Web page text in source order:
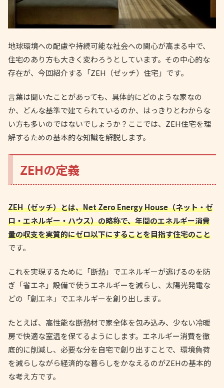
地球環境への配慮や持続可能な社会への関心が高まる中で、
住宅のあり方も大きく変わろうとしています。その中心的な
存在が、今回紹介する「ZEH（ゼッチ）住宅」です。
言葉は聞いたことがあっても、具体的にどのような家なの
か、どんな基準で建てられているのか、はっきりとわからな
い方も多いのではないでしょうか？ここでは、ZEH住宅を理
解するための基本的な知識を解説します。
ZEHの定義
ZEH（ゼッチ）とは、Net Zero Energy House（ネット・ゼ
ロ・エネルギー・ハウス）の略称で、年間のエネルギー消費
量の収支を実質的にゼロ以下にすることを目指す住宅のこと
です。
これを実現するために「断熱」でエネルギーが逃げるのを防
ぎ「省エネ」設備で使うエネルギーを減らし、太陽光発電な
どの「創エネ」でエネルギーを創り出します。
たとえば、高性能な断熱材で家全体を包み込み、少ない冷暖
房で快適な室温を保てるようにします。エネルギー消費を徹
底的に削減し、必要な分を自宅で創り出すことで、環境負荷
を減らしながら経済的な暮らしをかなえるのがZEHの基本的
な考え方です。